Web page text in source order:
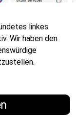
linkes
Wir haben den